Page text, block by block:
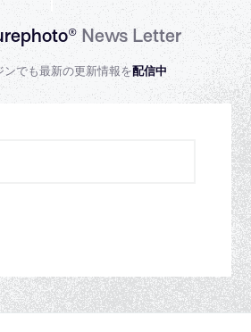
News Letter
ンでも最新の更新情報を配信中